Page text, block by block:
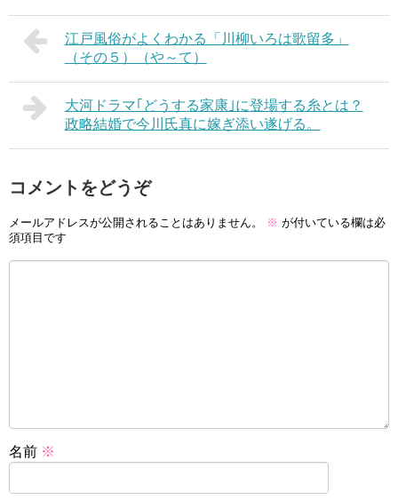
江戸風俗がよくわかる「川柳いろは歌留多」
（その５）（や～て）
大河ドラマ｢どうする家康｣に登場する糸とは？
政略結婚で今川氏真に嫁ぎ添い遂げる。
コメントをどうぞ
メールアドレスが公開されることはありません。 ※ が付いている欄は必
須項目です
名前 ※